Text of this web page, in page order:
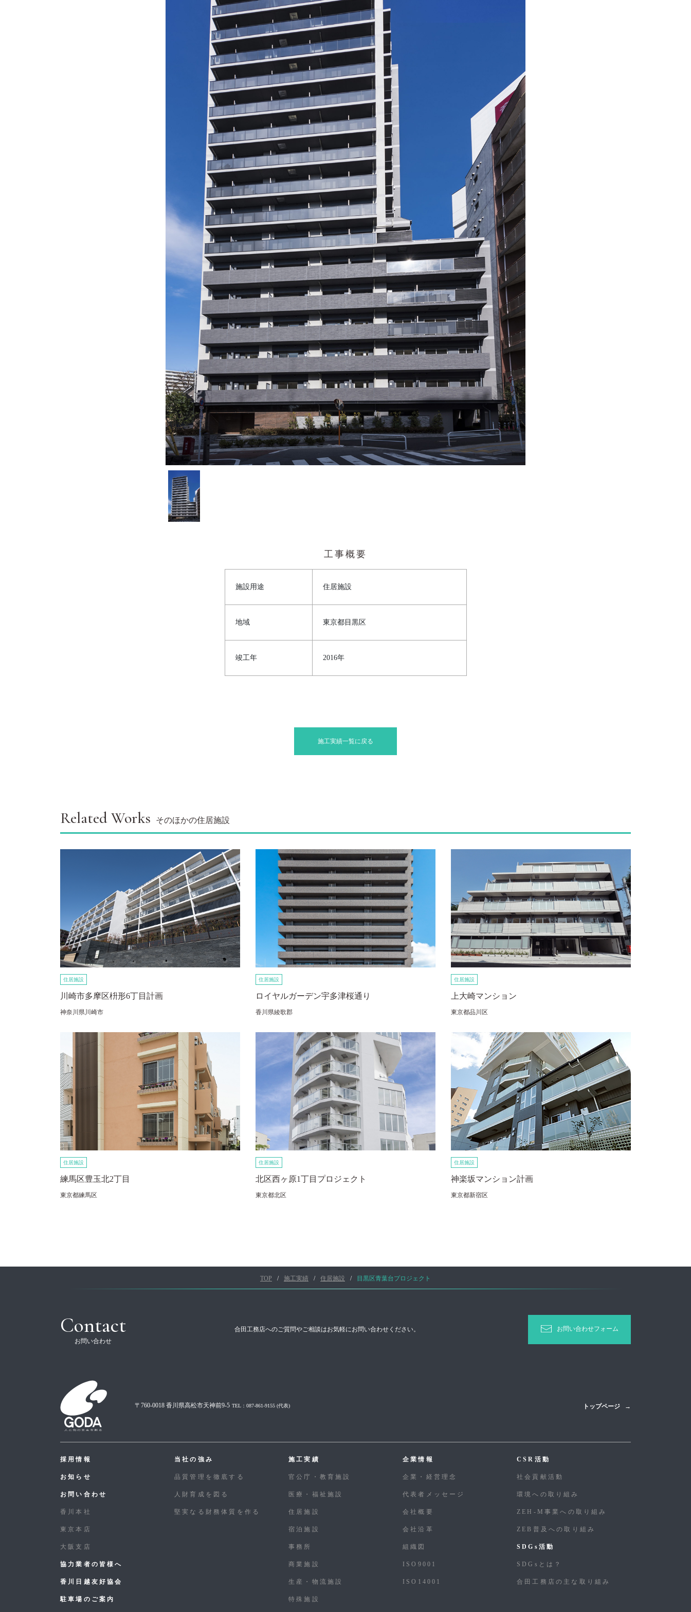
工事概要
施設用途 住居施設
地域 東京都目黒区
竣工年 2016年
施工実績一覧に戻る
Related Works そのほかの住居施設
住居施設
川崎市多摩区枡形6丁目計画
神奈川県川崎市
住居施設
ロイヤルガーデン宇多津桜通り
香川県綾歌郡
住居施設
上大崎マンション
東京都品川区
住居施設
練馬区豊玉北2丁目
東京都練馬区
住居施設
北区西ヶ原1丁目プロジェクト
東京都北区
住居施設
神楽坂マンション計画
東京都新宿区
TOP 施工実績 住居施設 目黒区青葉台プロジェクト
Contact
お問い合わせ
合田工務店へのご質問やご相談はお気軽にお問い合わせください。 お問い合わせフォーム
〒760-0018 香川県高松市天神前9-5 TEL：087-861-9155(代表) トップページ
採用情報
お知らせ
お問い合わせ
香川本社
東京本店
大阪支店
協力業者の皆様へ
香川日越友好協会
駐車場のご案内
当社の強み
品質管理を徹底する
人財育成を図る
堅実なる財務体質を作る
施工実績
官公庁・教育施設
医療・福祉施設
住居施設
宿泊施設
事務所
商業施設
生産・物流施設
特殊施設
企業情報
企業・経営理念
代表者メッセージ
会社概要
会社沿革
組織図
ISO9001
ISO14001
CSR活動
社会貢献活動
環境への取り組み
ZEH-M事業への取り組み
ZEB普及への取り組み
SDGs活動
SDGsとは？
合⽥⼯務店の主な取り組み